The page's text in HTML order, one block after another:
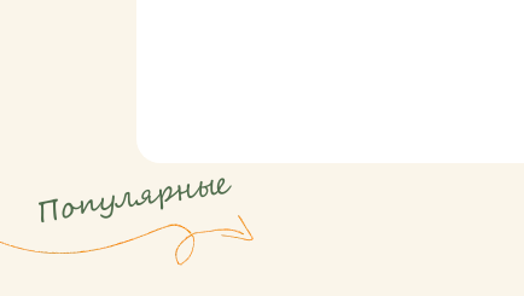
Популярные